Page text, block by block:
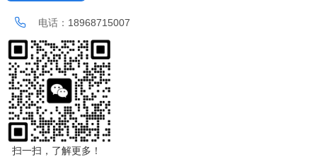
电话： 18968715007
扫一扫，了解更多！